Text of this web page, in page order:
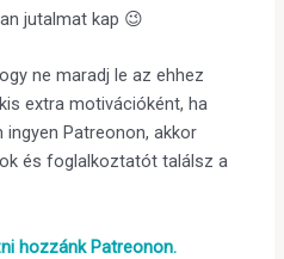
jutalmat kap 😉
ne maradj le az ehhez
extra motivációként, ha
Patreonon, akkor
és foglalkoztatót találsz a
hozzánk Patreonon.